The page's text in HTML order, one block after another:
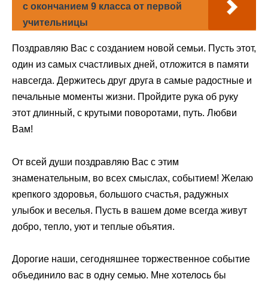
с окончанием 9 класса от первой
учительницы
Поздравляю Вас с созданием новой семьи. Пусть этот,
один из самых счастливых дней, отложится в памяти
навсегда. Держитесь друг друга в самые радостные и
печальные моменты жизни. Пройдите рука об руку
этот длинный, с крутыми поворотами, путь. Любви
Вам!
От всей души поздравляю Вас с этим
знаменательным, во всех смыслах, событием! Желаю
крепкого здоровья, большого счастья, радужных
улыбок и веселья. Пусть в вашем доме всегда живут
добро, тепло, уют и теплые объятия.
Дорогие наши, сегодняшнее торжественное событие
объединило вас в одну семью. Мне хотелось бы